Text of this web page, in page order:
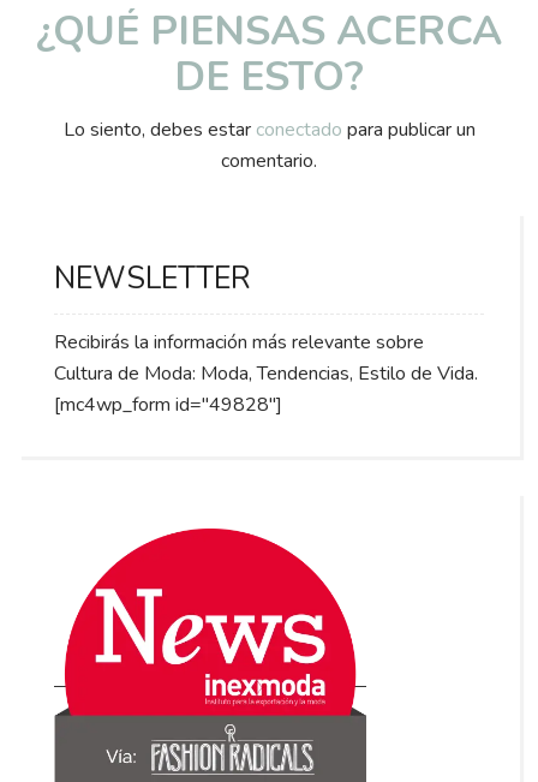
¿QUÉ PIENSAS ACERCA
DE ESTO?
Lo siento, debes estar conectado para publicar un
comentario.
NEWSLETTER
Recibirás la información más relevante sobre
Cultura de Moda: Moda, Tendencias, Estilo de Vida.
[mc4wp_form id="49828"]